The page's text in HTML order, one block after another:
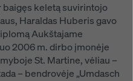
keletą suvirintojo
Haraldas Huberis gavo
Aukštajame
2006 m. dirbo įmonėje
St. Martine, vėliau –
– bendrovėje „Umdasch